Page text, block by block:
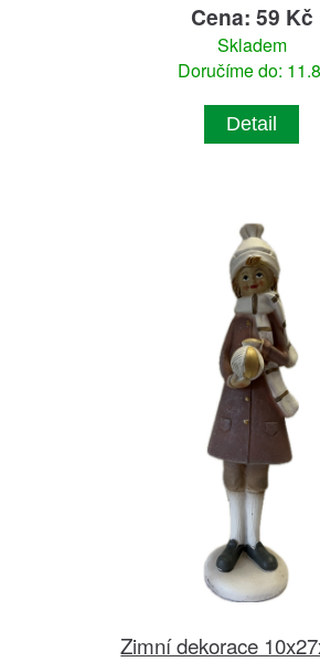
Cena: 59 Kč
Skladem
Doručíme do:
Detail
Zimní dekorace